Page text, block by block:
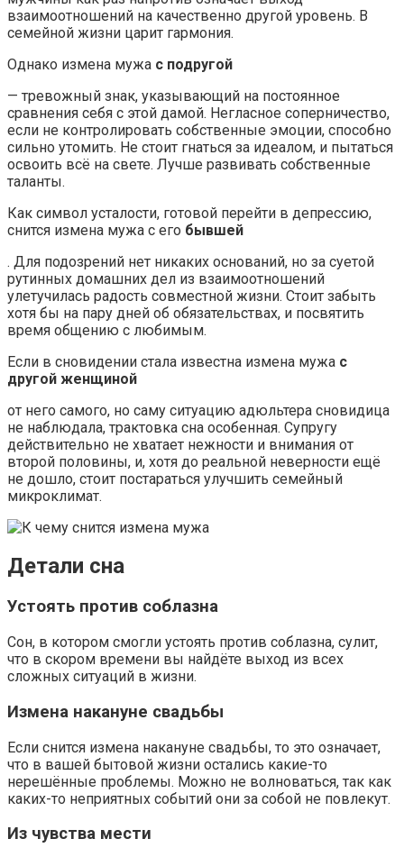
взаимоотношений на качественно другой уровень. В
семейной жизни царит гармония.
Однако измена мужа с подругой
— тревожный знак, указывающий на постоянное
сравнения себя с этой дамой. Негласное соперничество,
если не контролировать собственные эмоции, способно
сильно утомить. Не стоит гнаться за идеалом, и пытаться
освоить всё на свете. Лучше развивать собственные
таланты.
Как символ усталости, готовой перейти в депрессию,
снится измена мужа с его бывшей
. Для подозрений нет никаких оснований, но за суетой
рутинных домашних дел из взаимоотношений
улетучилась радость совместной жизни. Стоит забыть
хотя бы на пару дней об обязательствах, и посвятить
время общению с любимым.
Если в сновидении стала известна измена мужа с
другой женщиной
от него самого, но саму ситуацию адюльтера сновидица
не наблюдала, трактовка сна особенная. Супругу
действительно не хватает нежности и внимания от
второй половины, и, хотя до реальной неверности ещё
не дошло, стоит постараться улучшить семейный
микроклимат.
Детали сна
Устоять против соблазна
Сон, в котором смогли устоять против соблазна, сулит,
что в скором времени вы найдёте выход из всех
сложных ситуаций в жизни.
Измена накануне свадьбы
Если снится измена накануне свадьбы, то это означает,
что в вашей бытовой жизни остались какие-то
нерешённые проблемы. Можно не волноваться, так как
каких-то неприятных событий они за собой не повлекут.
Из чувства мести